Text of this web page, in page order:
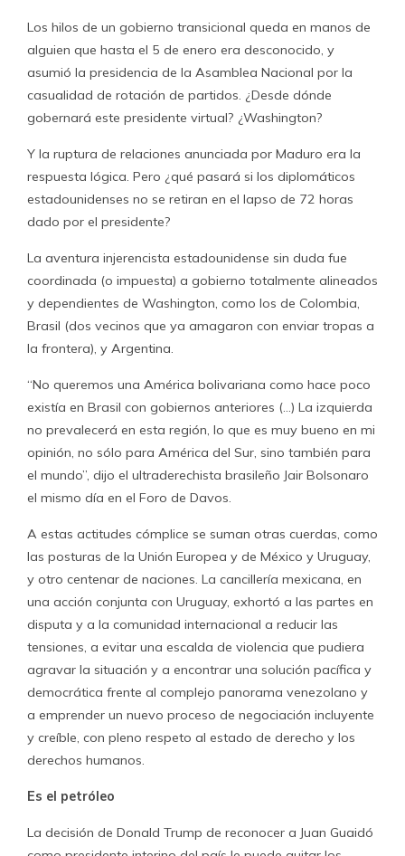
Los hilos de un gobierno transicional queda en manos de
alguien que hasta el 5 de enero era desconocido, y
asumió la presidencia de la Asamblea Nacional por la
casualidad de rotación de partidos. ¿Desde dónde
gobernará este presidente virtual? ¿Washington?
Y la ruptura de relaciones anunciada por Maduro era la
respuesta lógica. Pero ¿qué pasará si los diplomáticos
estadounidenses no se retiran en el lapso de 72 horas
dado por el presidente?
La aventura injerencista estadounidense sin duda fue
coordinada (o impuesta) a gobierno totalmente alineados
y dependientes de Washington, como los de Colombia,
Brasil (dos vecinos que ya amagaron con enviar tropas a
la frontera), y Argentina.
“No queremos una América bolivariana como hace poco
existía en Brasil con gobiernos anteriores (…) La izquierda
no prevalecerá en esta región, lo que es muy bueno en mi
opinión, no sólo para América del Sur, sino también para
el mundo”, dijo el ultraderechista brasileño Jair Bolsonaro
el mismo día en el Foro de Davos.
A estas actitudes cómplice se suman otras cuerdas, como
las posturas de la Unión Europea y de México y Uruguay,
y otro centenar de naciones. La cancillería mexicana, en
una acción conjunta con Uruguay, exhortó a las partes en
disputa y a la comunidad internacional a reducir las
tensiones, a evitar una escalda de violencia que pudiera
agravar la situación y a encontrar una solución pacífica y
democrática frente al complejo panorama venezolano y
a emprender un nuevo proceso de negociación incluyente
y creíble, con pleno respeto al estado de derecho y los
derechos humanos.
Es el petróleo
La decisión de Donald Trump de reconocer a Juan Guaidó